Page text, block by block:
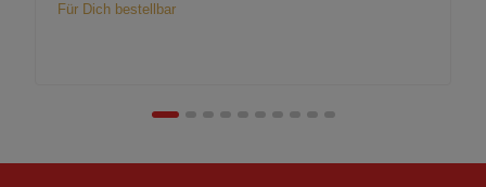
Für Dich bestellbar